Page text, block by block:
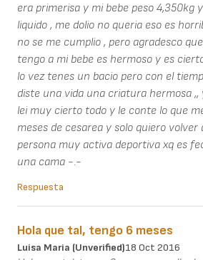
era primerisa y mi bebe peso 4,350kg
liquido , me dolio no queria eso es
no se me cumplio , pero agradesco
tengo a mi bebe es hermoso y es
lo vez tenes un bacio pero con el
diste una vida una criatura hermosa ,,
lei muy cierto todo y le conte lo que
meses de cesarea y solo quiero volver
persona muy activa deportiva xq es
una cama -.-
Respuesta
Hola que tal, tengo 6 meses
Luisa Maria (unverified)18 Oct 2016